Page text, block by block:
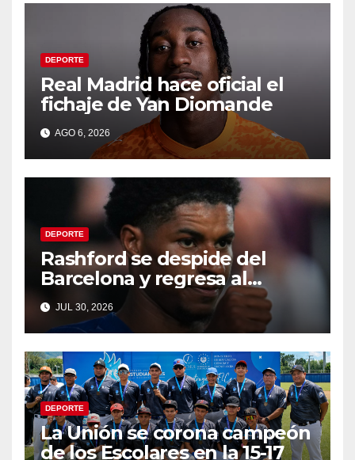
DEPORTE
Real Madrid hace oficial el
fichaje de Yan Diomande
AGO 6, 2026
DEPORTE
Rashford se despide del
Barcelona y regresa al
Manchester United
JUL 30, 2026
DEPORTE
La Unión se corona campeón
de los Escolares en la 15-17